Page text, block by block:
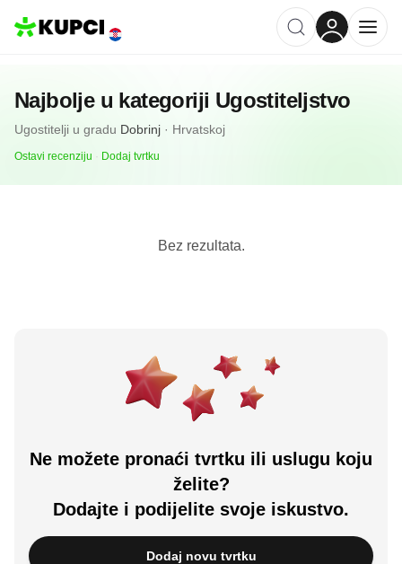
Najbolje u kategoriji Ugostiteljstvo
Ugostitelji u gradu Dobrinj · Hrvatskoj
Ostavi recenziju Dodaj tvrtku
Bez rezultata.
Ne možete pronaći tvrtku ili uslugu koju
želite?
Dodajte i podijelite svoje iskustvo.
Dodaj novu tvrtku